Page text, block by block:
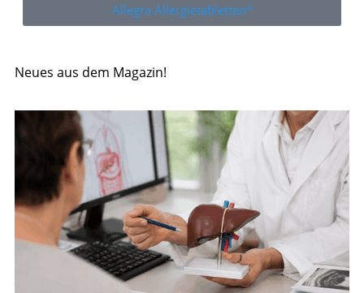
Allegra Allergietabletten*
Neues aus dem Magazin!